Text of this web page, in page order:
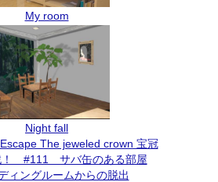
My room
Night fall
The jeweled crown 宝冠
！ #111 サバ缶のある部屋
ィングルームからの脱出